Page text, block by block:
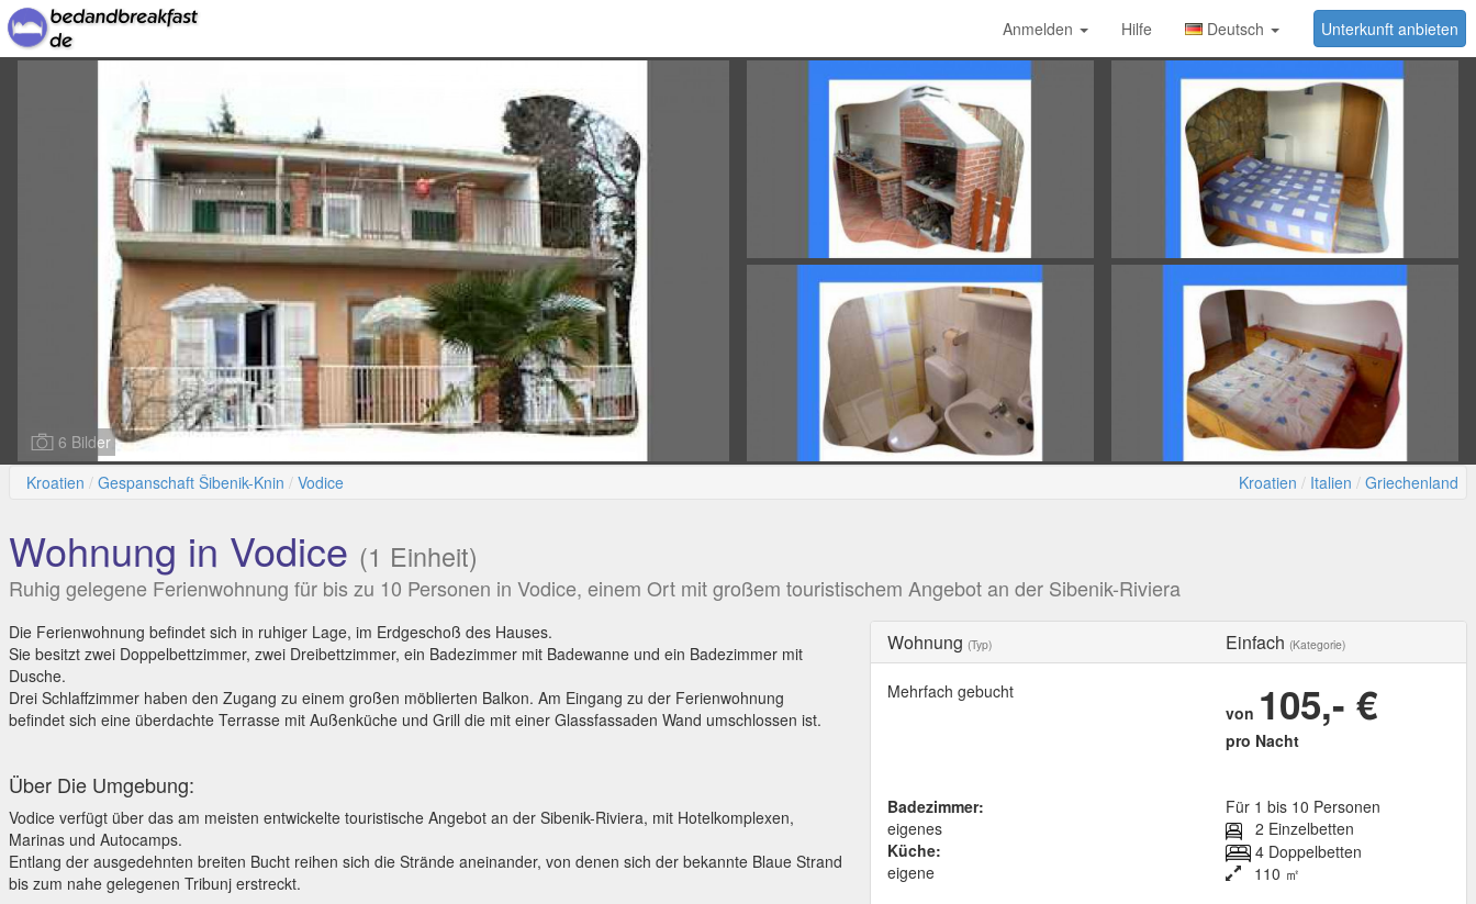
Unterkunft anbieten
Anmelden Hilfe Deutsch
6 Bilder
Kroatien
Gespanschaft Šibenik-Knin Vodice Kroatien Italien Griechenland
Wohnung in Vodice (1 Einheit)
Ruhig gelegene Ferienwohnung für bis zu 10 Personen in Vodice, einem Ort mit großem touristischem Angebot an der Sibenik-Riviera
Wohnung (Typ) Einfach (Kategorie)
Mehrfach gebucht
von 105,- €
pro Nacht
Badezimmer:
eigenes
Küche:
eigene
Für 1 bis 10 Personen
2 Einzelbetten
4 Doppelbetten
110 ㎡
Die Ferienwohnung befindet sich in ruhiger Lage, im Erdgeschoß des Hauses.
Sie besitzt zwei Doppelbettzimmer, zwei Dreibettzimmer, ein Badezimmer mit Badewanne und ein Badezimmer mit
Dusche.
Drei Schlaffzimmer haben den Zugang zu einem großen möblierten Balkon. Am Eingang zu der Ferienwohnung
befindet sich eine überdachte Terrasse mit Außenküche und Grill die mit einer Glassfassaden Wand umschlossen ist.
Über Die Umgebung:
Vodice verfügt über das am meisten entwickelte touristische Angebot an der Sibenik-Riviera, mit Hotelkomplexen,
Marinas und Autocamps.
Entlang der ausgedehnten breiten Bucht reihen sich die Strände aneinander, von denen sich der bekannte Blaue Strand
bis zum nahe gelegenen Tribunj erstreckt.